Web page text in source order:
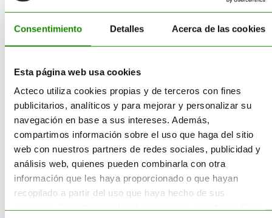
Consentimiento Detalles Acerca de las cookies
Esta página web usa cookies
Acteco utiliza cookies propias y de terceros con fines
publicitarios, analíticos y para mejorar y personalizar su
navegación en base a sus intereses. Además,
compartimos información sobre el uso que haga del sitio
web con nuestros partners de redes sociales, publicidad y
análisis web, quienes pueden combinarla con otra
información que les haya proporcionado o que hayan
recopilado a partir del uso que haya hecho de sus
supone que los costos
vida pueden resultar
nuevos emprendedores.
En muchos de los casos,
los residuos generados en
una industria no pueden
volver a ser reintegrados
en la misma industria,
sino que suponen
recursos para otras. Esto
obliga a una red compleja